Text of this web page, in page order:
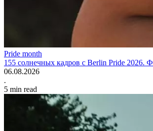
Pride month
155 солнечных кадров с Berlin Pride 2026.
06.08.2026
.
5 min read